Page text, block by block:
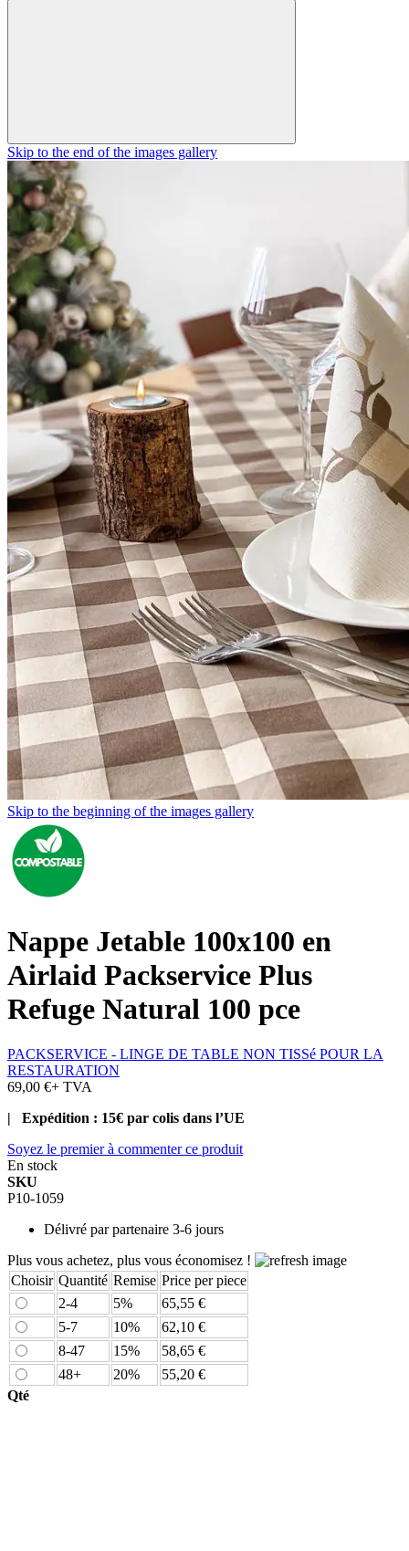
Skip to the end of the images gallery
Skip to the beginning of the images gallery
Nappe Jetable 100x100 en
Airlaid Packservice Plus
Refuge Natural 100 pce
PACKSERVICE - LINGE DE TABLE NON TISSé POUR LA
RESTAURATION
69,00 €+ TVA
| Expédition : 15€ par colis dans l’UE
Soyez le premier à commenter ce produit
En stock
SKU
P10-1059
Délivré par partenaire 3-6 jours
Plus vous achetez, plus vous économisez !
Choisir Quantité Remise Price per piece
2-4
5%
65,55 €
5-7
10%
62,10 €
8-47
15%
58,65 €
48+
20%
55,20 €
Qté